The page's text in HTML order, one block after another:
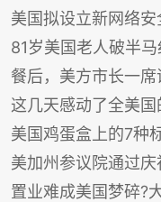
美国拟设立新网络安全
81岁美国老人破半马纪
餐后，美方市长一席话，让中方
这几天感动了全美
美国鸡蛋盒上的7种标
美加州参议院通过
置业难成美国梦碎?